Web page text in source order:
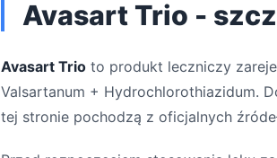
Avasart Trio -
Avasart Trio to produkt leczniczy
Valsartanum + Hydrochlorothiazidum.
tej stronie pochodzą z oficjalnych